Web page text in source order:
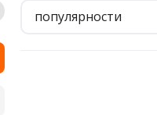
популярности